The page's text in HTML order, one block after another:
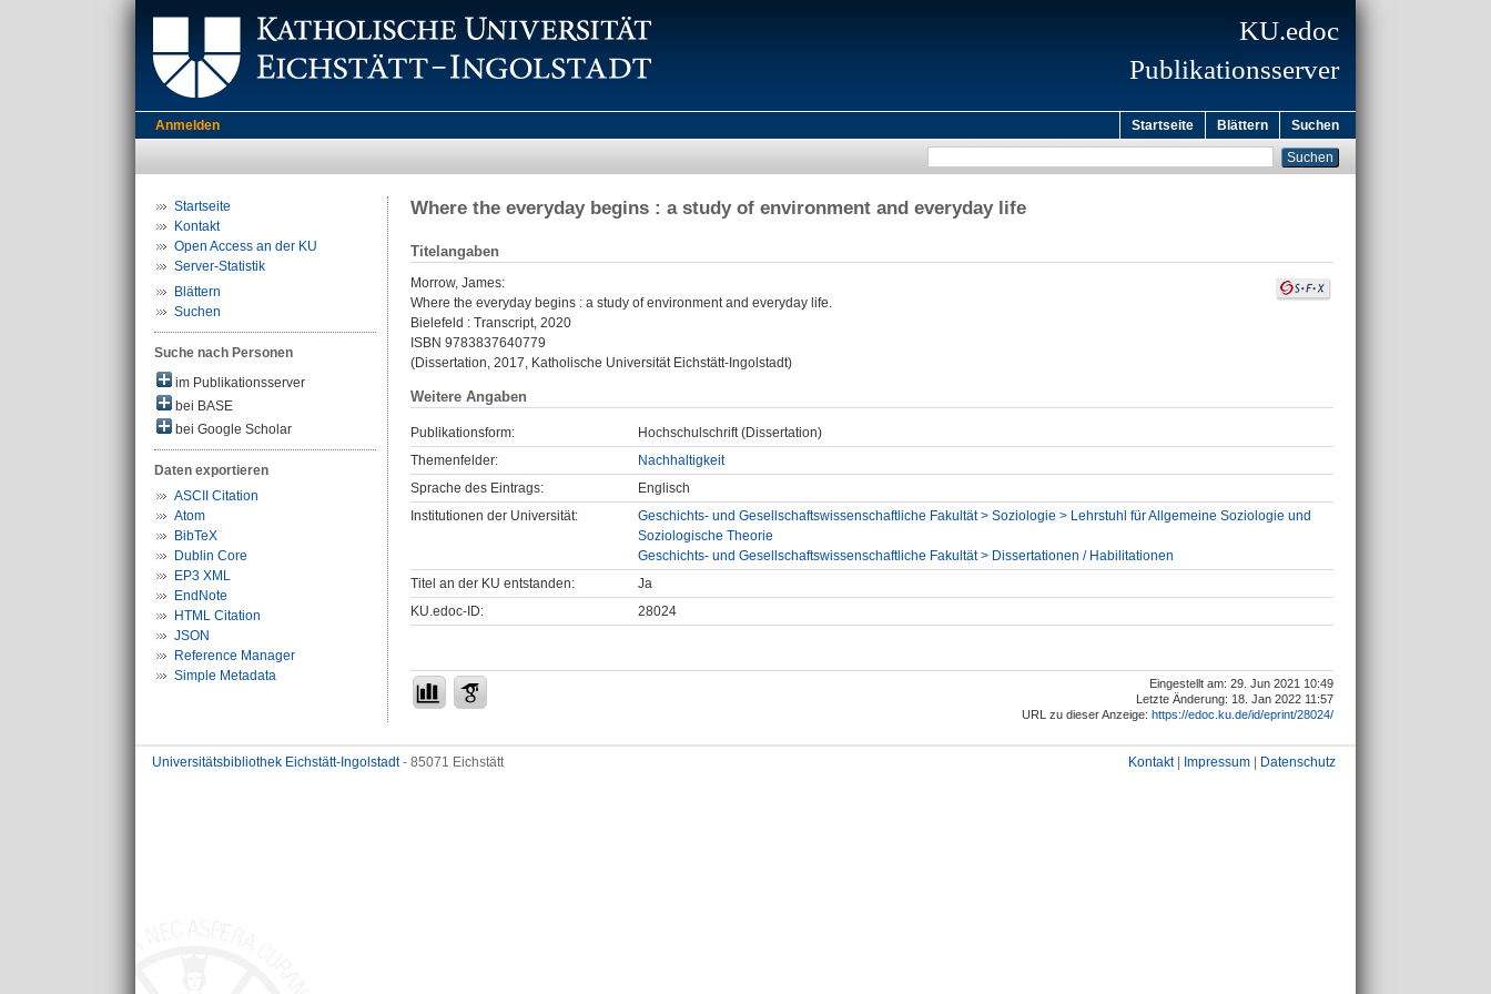
KU.edoc
Publikationsserver
Anmelden Startseite Blättern Suchen
Startseite
Kontakt
Open Access an der KU
Server-Statistik
Blättern
Suchen
Suche nach Personen
im Publikationsserver
bei BASE
bei Google Scholar
Daten exportieren
ASCII Citation
Atom
BibTeX
Dublin Core
EP3 XML
EndNote
HTML Citation
JSON
Reference Manager
Simple Metadata
Where the everyday begins : a study of environment and everyday life
Titelangaben
Morrow, James:
Where the everyday begins : a study of environment and everyday life.
Bielefeld : Transcript, 2020
ISBN 9783837640779
(Dissertation, 2017, Katholische Universität Eichstätt-Ingolstadt)
Weitere Angaben
Publikationsform:
Hochschulschrift (Dissertation)
Themenfelder:
Nachhaltigkeit
Sprache des Eintrags:
Englisch
Institutionen der Universität:
Geschichts- und Gesellschaftswissenschaftliche Fakultät > Soziologie > Lehrstuhl für Allgemeine Soziologie und
Soziologische Theorie
Geschichts- und Gesellschaftswissenschaftliche Fakultät > Dissertationen / Habilitationen
Titel an der KU entstanden:
Ja
KU.edoc-ID:
28024
Eingestellt am: 29. Jun 2021 10:49
Letzte Änderung: 18. Jan 2022 11:57
URL zu dieser Anzeige: https://edoc.ku.de/id/eprint/28024/
Universitätsbibliothek Eichstätt-Ingolstadt- 85071 Eichstätt Kontakt| Impressum Datenschutz